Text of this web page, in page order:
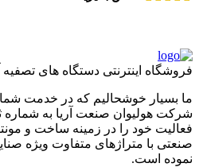
فروشگاه اینترنتی دستگاه های تصفیه
ما بسیار خوشحالیم که در خدمت
فعالیت خود را در زمینه ساخت و
صنعتی با متراژهای متفاوت ویژه
نموده است.